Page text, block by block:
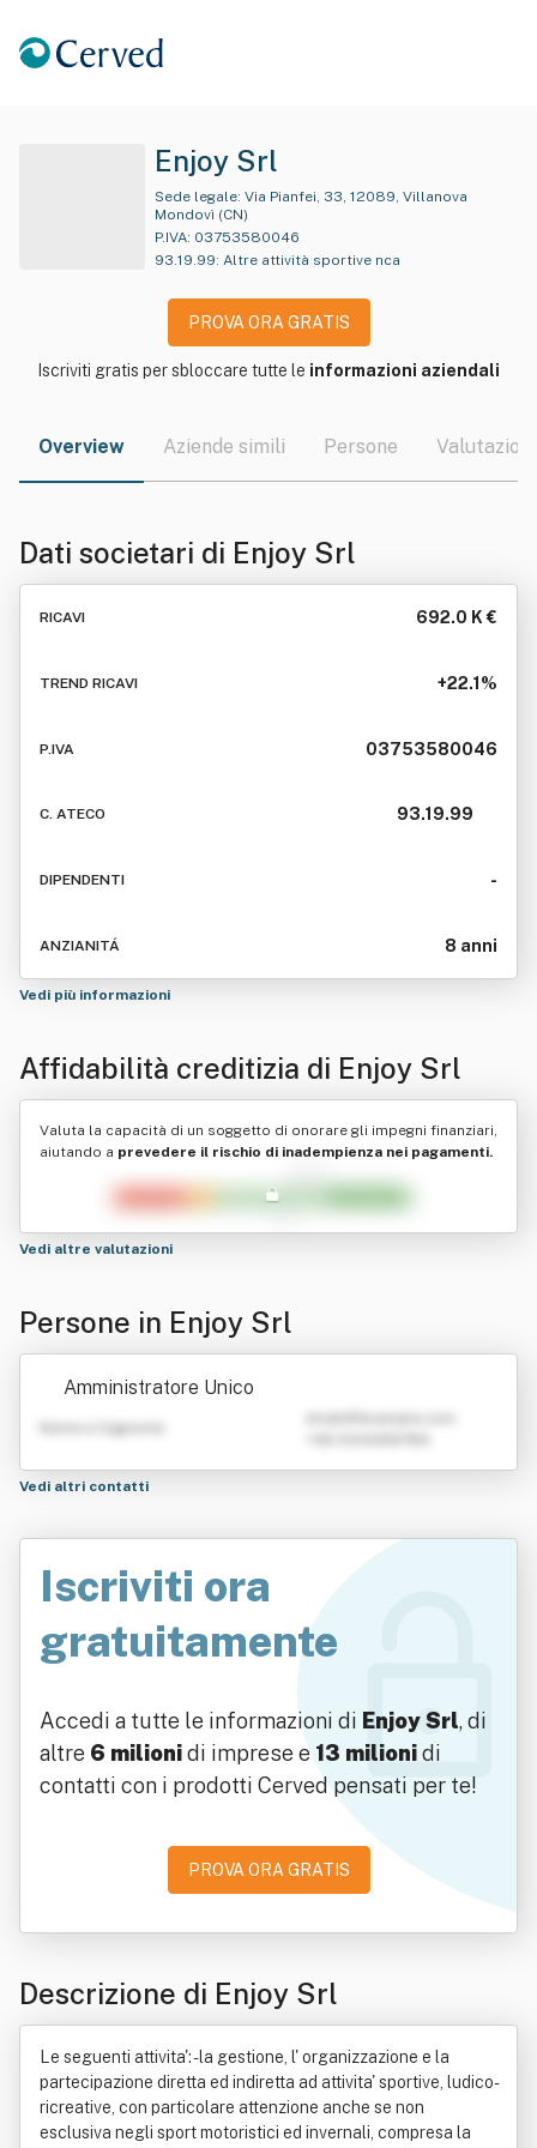
Enjoy Srl
Sede legale:
Mondovì (CN)
P.IVA: 03753580046
93.19.99: Altre attività sportive nca
PROVA ORA GRATIS
Iscriviti gratis per sbloccare tutte le informazioni aziendali
Overview Aziende simili Persone Valutazioni
Dati societari di Enjoy Srl
RICAVI 692.0 K €
TREND RICAVI +22.1%
P.IVA 03753580046
C. ATECO 93.19.99
DIPENDENTI -
ANZIANITÁ 8 anni
Vedi più informazioni
Affidabilità creditizia di Enjoy Srl
Valuta la capacità di un soggetto di onorare gli impegni finanziari,
aiutando a prevedere il rischio di inadempienza nei pagamenti.
Vedi altre valutazioni
Persone in Enjoy Srl
Amministratore Unico
Nome e Cognome
Vedi altri contatti
Iscriviti ora
gratuitamente
Accedi a tutte le informazioni di Enjoy Srl, di
altre 6 milionidi imprese e 13 milionidi
contatti con i prodotti Cerved pensati per te!
PROVA ORA GRATIS
Descrizione di Enjoy Srl
Le seguenti attivita': - la gestione, l' organizzazione e la
partecipazione diretta ed indiretta ad attivita' sportive, ludico-
ricreative, con particolare attenzione anche se non
esclusiva negli sport motoristici ed invernali, compresa la